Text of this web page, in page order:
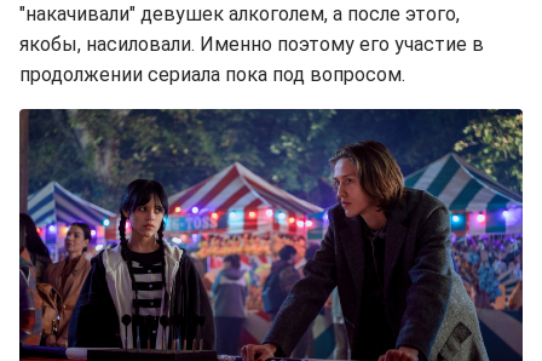
"накачивали" девушек алкоголем, а после этого,
якобы, насиловали. Именно поэтому его участие в
продолжении сериала пока под вопросом.